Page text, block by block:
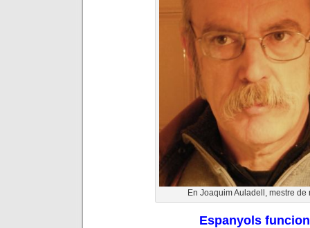
En Joaquim Auladell, mestre de
Espanyols